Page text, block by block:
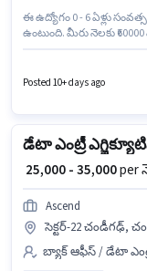
ఈ ఉద్యోగం 0 - 6 ఏళ్లు
ఉంటుంది. మీరు నెలకు
days working ఉన్నాయి. ఈ
Wholesale లో ఫీల్డ్
Posted 10+ days ago
డేటా ఎంట్రీ
₹ 25,000 - 35,000per
Ascend
సెక్టర్-22 చండీగఢ్,
బ్యాక్ ఆఫీస్ / డేటా